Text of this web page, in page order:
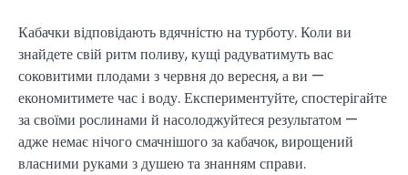
Кабачки відповідають вдячністю на турботу. Коли ви
знайдете свій ритм поливу, кущі радуватимуть вас
соковитими плодами з червня до вересня, а ви —
економитимете час і воду. Експериментуйте, спостерігайте
за своїми рослинами й насолоджуйтеся результатом —
адже немає нічого смачнішого за кабачок, вирощений
власними руками з душею та знанням справи.